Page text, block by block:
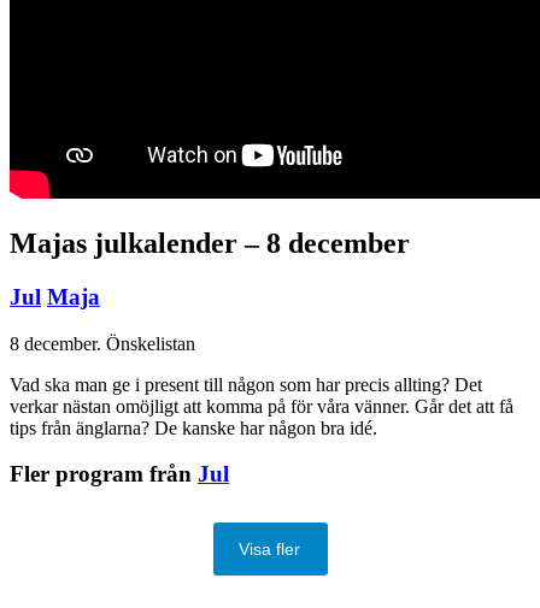
Majas julkalender – 8 december
Jul Maja
8 december. Önskelistan
Vad ska man ge i present till någon som har precis allting? Det
verkar nästan omöjligt att komma på för våra vänner. Går det att få
tips från änglarna? De kanske har någon bra idé.
Fler program från Jul
Visa fler